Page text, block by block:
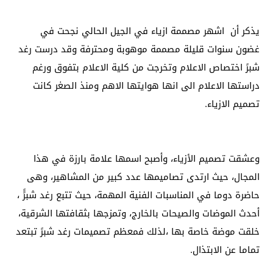
يذكر أن اشهر مصممة ازياء في الجيل الحالي نجحت في
غضون سنوات قليلة مصممة موهوبة ومحترفة وقد درست رغد
شبرً اختصاص الاعلام وتخرجت من كلية الاعلام بتفوق ورغم
دراستها الاعلام الى انها هوايتها الاهم ومنذ الصغر كانت
تصميم الازياء.
وعشقت تصميم الأزياء، وأصبح اسمها علامة بارزة في هذا
المجال، حيث ارتدى تصاميمها عدد كبير من المشاهير، وهى
حاضرة دوما في المناسبات الفنية المهمة، حيث تتبع رغد شبرًً ،
أحدث الموضات والصيحات بالخارج، وتمزجها بثقافتها الشرقية،
خلقت موضة خاصة بها ،لذلك فمعظم تصميمات رغد شبرً تبتعد
تماما عن الابتذال.